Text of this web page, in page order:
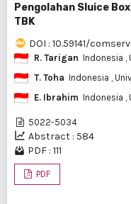
Pengolahan Sluice
TBK
DOI : 10.59141/
R. Tarigan Indonesia
T. Toha Indonesia ,
E. Ibrahim Indonesia
5022-5034
Abstract : 584
PDF : 111
PDF